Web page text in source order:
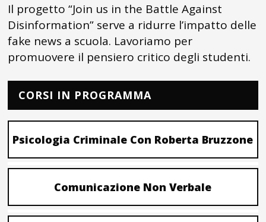
Il progetto “Join us in the Battle Against
Disinformation” serve a ridurre l’impatto delle
fake news a scuola. Lavoriamo per
promuovere il pensiero critico degli studenti.
CORSI IN PROGRAMMA
Psicologia Criminale Con Roberta Bruzzone
Comunicazione Non Verbale